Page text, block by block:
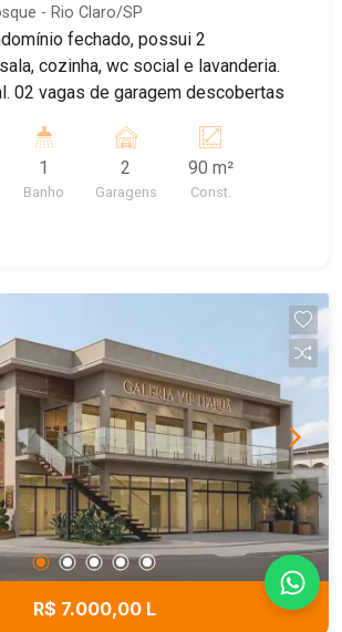
- Rio Claro/SP
fechado, possui 2
cozinha, wc social e lavanderia.
02 vagas de garagem descobertas
1
Banho
2
Garagens
90 m²
Const.
R$ 7.000,00 L